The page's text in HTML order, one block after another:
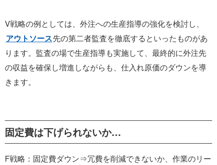
V戦略の例としては、外注への生産指導の強化を検討し、
アウトソース先の第二者監査を徹底するといったものがあ
ります。監査の場で生産指導も実施して、最終的に外注先
の収益を確保し増進しながらも、仕入れ原価のダウンを導
きます。
固定費は下げられないか…
F戦略：固定費ダウン⇒冗費を削減できないか、作業のリー